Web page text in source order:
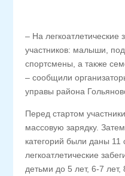
– На
участников: малыши,
спортсмены, а также
– сообщили
управы района
Перед стартом
массовую зарядку.
категорий были даны 11
легкоатлетические
детьми до 5 лет, 6-7 лет,